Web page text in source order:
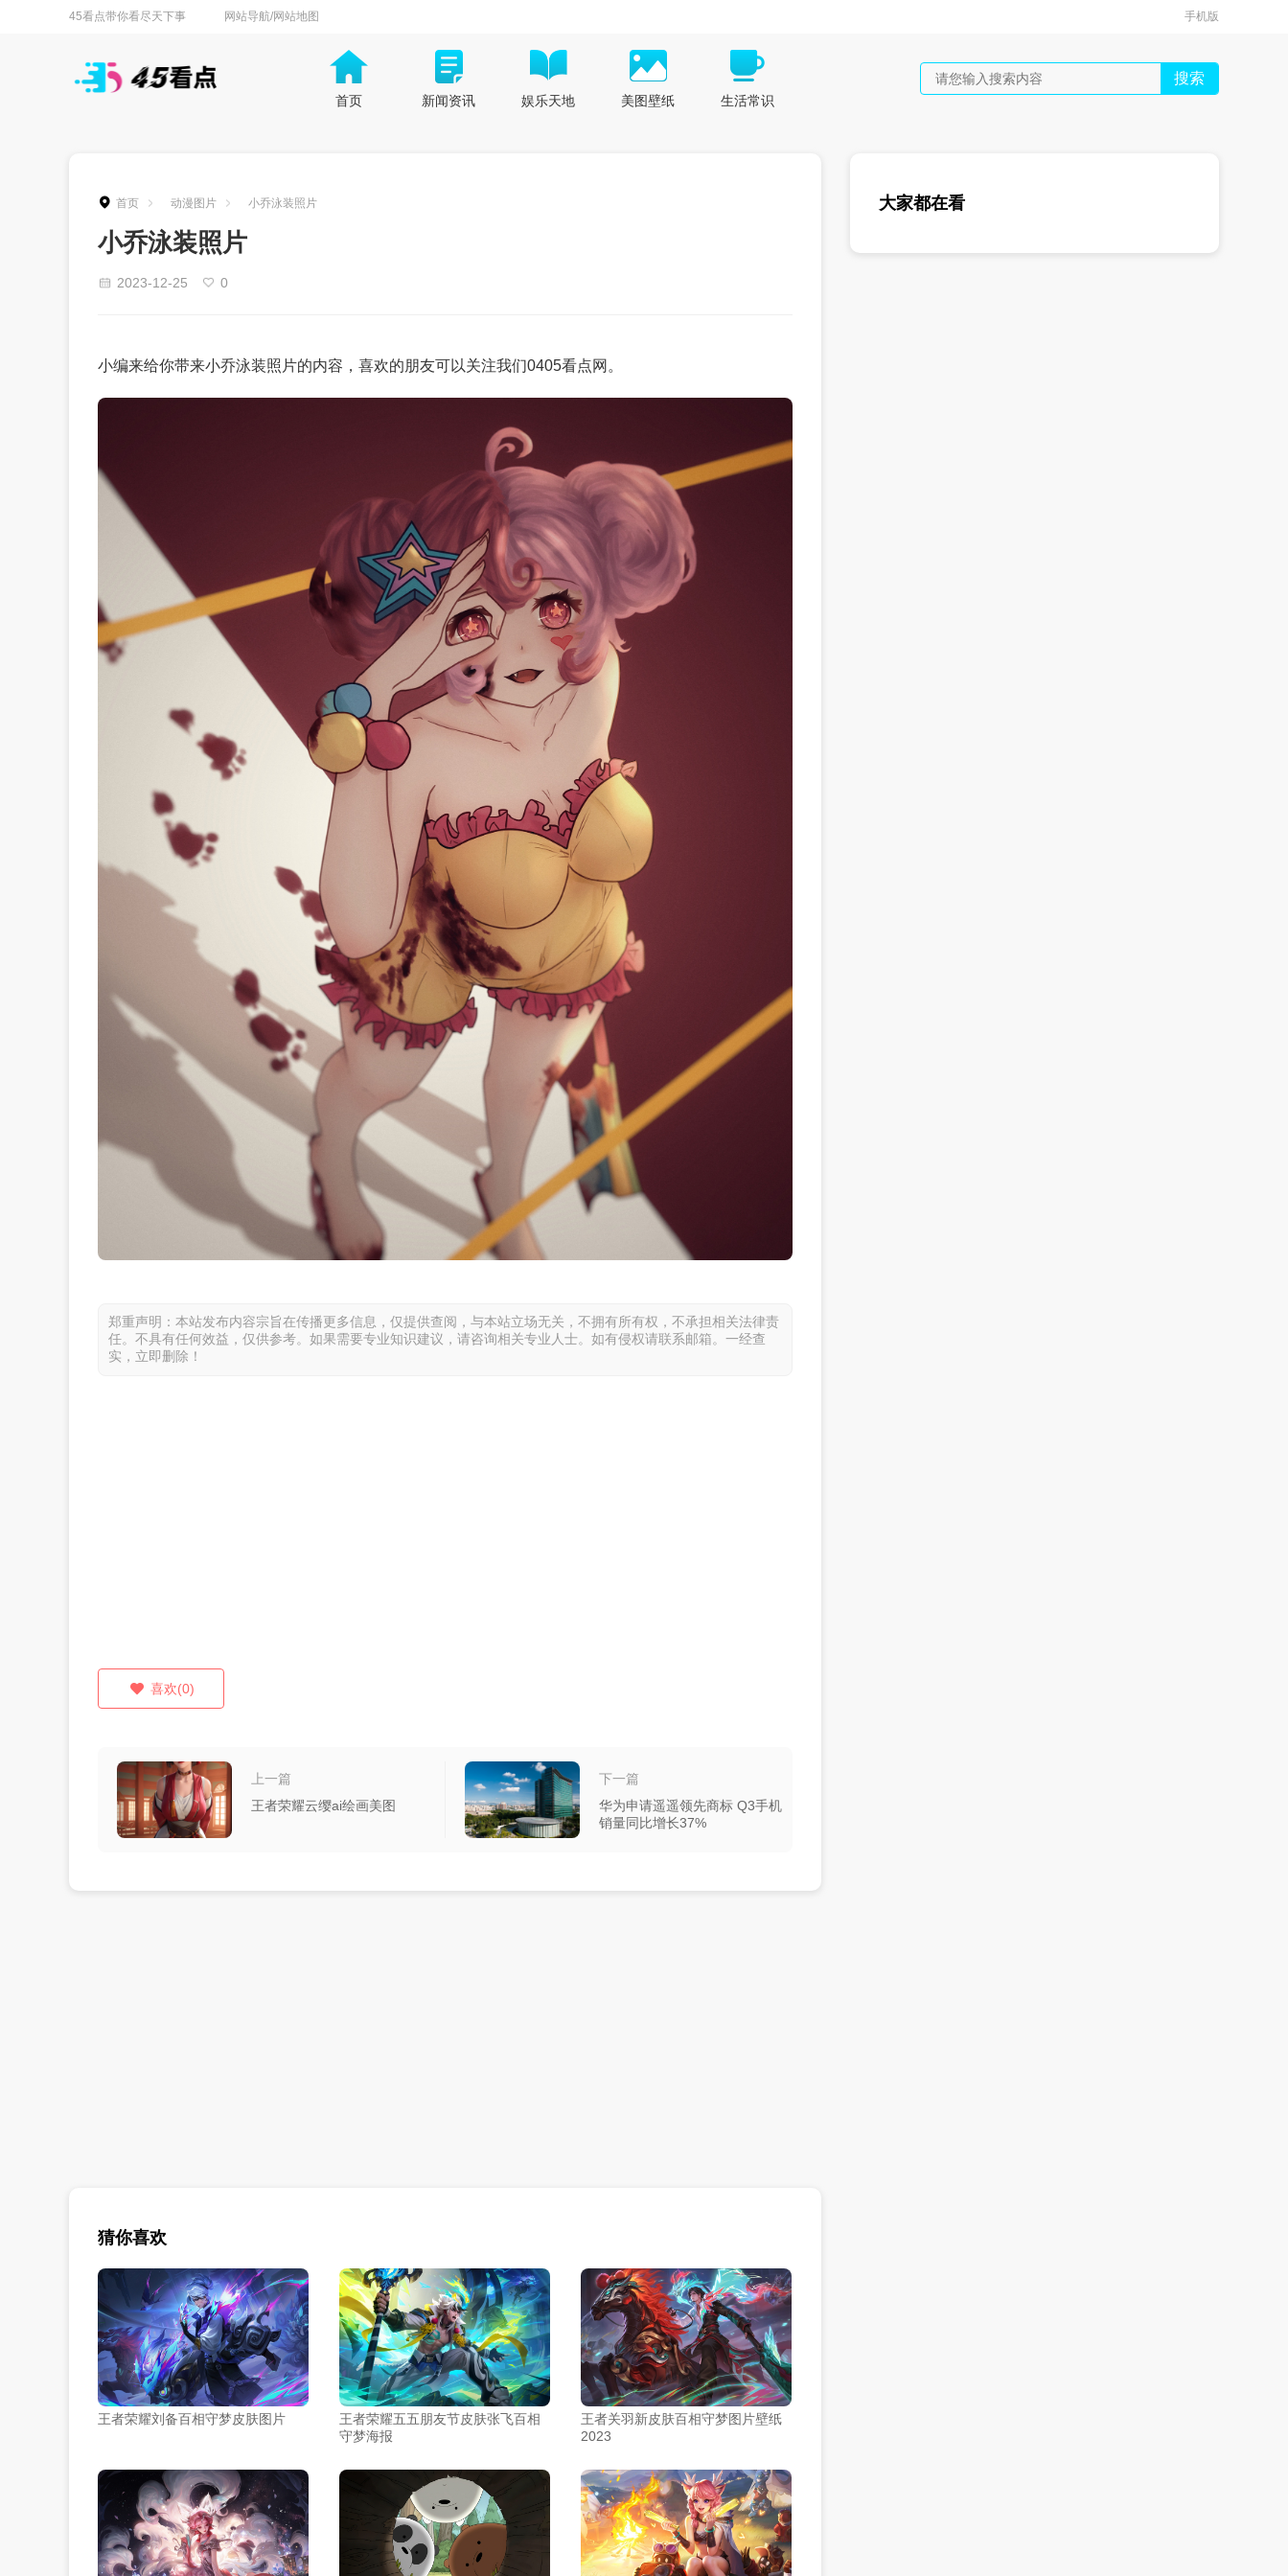
45看点带你看尽天下事 网站导航/网站地图 手机版
首页 新闻资讯 娱乐天地 美图壁纸 生活常识
搜索
首页 动漫图片 小乔泳装照片
小乔泳装照片
2023-12-25 0
小编来给你带来小乔泳装照片的内容，喜欢的朋友可以关注我们0405看点网。
郑重声明：本站发布内容宗旨在传播更多信息，仅提供查阅，与本站立场无关，不拥有所有权，不承担相关法律责
任。不具有任何效益，仅供参考。如果需要专业知识建议，请咨询相关专业人士。如有侵权请联系邮箱。一经查
实，立即删除！
喜欢(0)
上一篇
王者荣耀云缨ai绘画美图
下一篇
华为申请遥遥领先商标 Q3手机
销量同比增长37%
猜你喜欢
王者荣耀刘备百相守梦皮肤图片
王者荣耀五五朋友节皮肤张飞百相
守梦海报
王者关羽新皮肤百相守梦图片壁纸
2023
大家都在看